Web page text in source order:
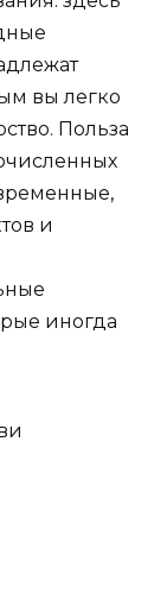
вы легко
Польза
и
иногда